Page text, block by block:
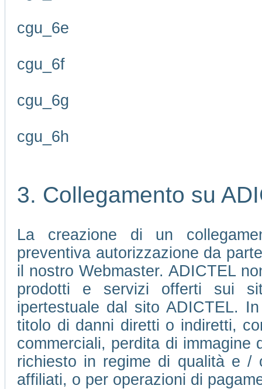
cgu_6e
cgu_6f
cgu_6g
cgu_6h
3. Collegamento su
La creazione di un
preventiva autorizzazione da
il nostro Webmaster. ADICTEL
prodotti e servizi offerti sui
ipertestuale dal sito ADICTEL.
titolo di danni diretti o indiretti,
commerciali, perdita di
richiesto in regime di qualità e /
affiliati, o per operazioni di